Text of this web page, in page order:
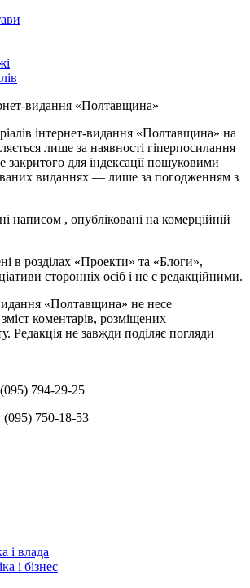
видання «Полтавщина»
інтернет-видання «Полтавщина» на
лише за наявності гіперпосилання
закритого для індексації пошуковими
виданнях — лише за погодженням з
написом , опубліковані на комерційній
в розділах «Проекти» та «Блоги»,
сторонніх осіб і не є редакційними.
«Полтавщина» не несе
зміст коментарів, розміщених
Редакція не завжди поділяє погляди
(095) 794-29-25
(095) 750-18-53
і влада
і бізнес